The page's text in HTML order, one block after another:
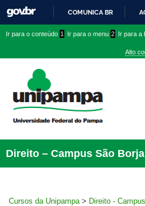
COMUNICA BR
conteúdo
menu
superior
menu
Ir para o conteúdo 1 Ir para o menu 2 Ir para a
Alto
Direito – Campus São Borja
Cursos da Unipampa > Direito -